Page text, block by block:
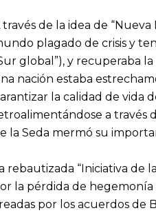
través de la idea de
plagado de crisis y
global”), y recuperaba
nación estaba
la calidad de vida
a través
la Seda mermó su
rebautizada “Iniciativa de
la pérdida de hegemonía
por los acuerdos de